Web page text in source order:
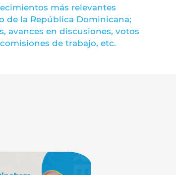
más relevantes
de la República Dominicana;
avances en discusiones, votos
de trabajo, etc.